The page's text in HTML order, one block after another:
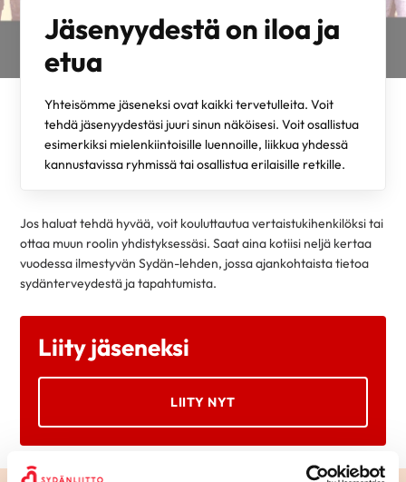
Jäsenyydestä on iloa ja
etua
Yhteisömme jäseneksi ovat kaikki tervetulleita. Voit
tehdä jäsenyydestäsi juuri sinun näköisesi. Voit osallistua
esimerkiksi mielenkiintoisille luennoille, liikkua yhdessä
kannustavissa ryhmissä tai osallistua erilaisille retkille.
Jos haluat tehdä hyvää, voit kouluttautua vertaistukihenkilöksi tai
ottaa muun roolin yhdistyksessäsi. Saat aina kotiisi neljä kertaa
vuodessa ilmestyvän Sydän-lehden, jossa ajankohtaista tietoa
sydänterveydestä ja tapahtumista.
Liity jäseneksi
LIITY NYT